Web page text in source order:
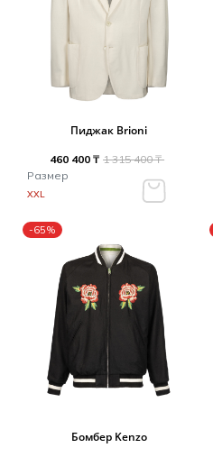
Пиджак Brioni
460 400 ₸ 1 315 400 ₸
Размер
XXL
-65%
Бомбер Kenzo